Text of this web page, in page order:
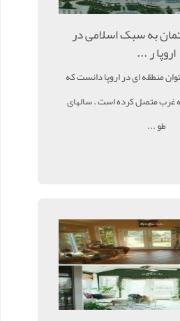
به سبک اسلامی در
اروپا ر ...
منطقه ای در اروپا دانست که
غرب متصل کرده است . سالهای
طو ...